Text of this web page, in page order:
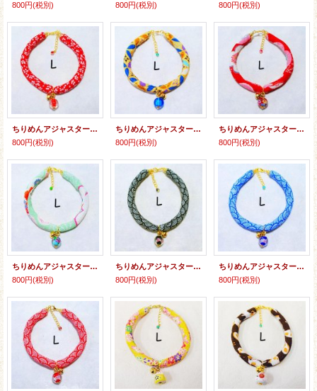
800円(税別)
800円(税別)
800円(税別)
ちりめんアジャスター★とんぼ玉
800円(税別)
ちりめんアジャスター★とんぼ玉
800円(税別)
ちりめんアジャスター★とんぼ玉
800円(税別)
ちりめんアジャスター★とんぼ玉
800円(税別)
ちりめんアジャスター★とんぼ玉
800円(税別)
ちりめんアジャスター★とんぼ玉
800円(税別)